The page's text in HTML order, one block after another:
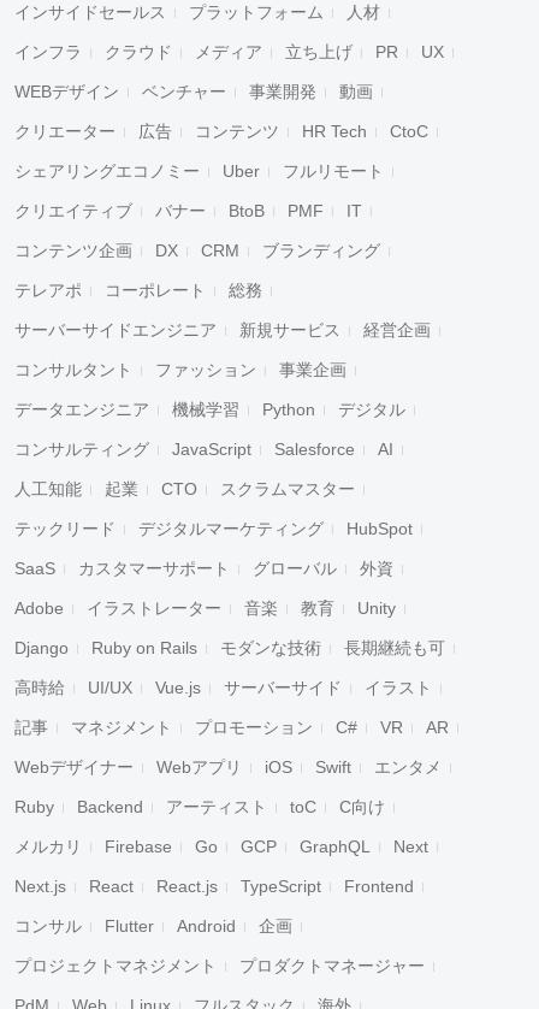
インサイドセールス プラットフォーム 人材
インフラ クラウド メディア 立ち上げ PR UX
WEBデザイン ベンチャー 事業開発 動画
クリエーター 広告 コンテンツ HR Tech CtoC
シェアリングエコノミー Uber フルリモート
クリエイティブ バナー BtoB PMF IT
コンテンツ企画 DX CRM ブランディング
テレアポ コーポレート 総務
サーバーサイドエンジニア 新規サービス 経営企画
コンサルタント ファッション 事業企画
データエンジニア 機械学習 Python デジタル
コンサルティング JavaScript Salesforce AI
人工知能 起業 CTO スクラムマスター
テックリード デジタルマーケティング HubSpot
SaaS カスタマーサポート グローバル 外資
Adobe イラストレーター 音楽 教育 Unity
Django Ruby on Rails モダンな技術 長期継続も可
高時給 UI/UX Vue.js サーバーサイド イラスト
記事 マネジメント プロモーション C# VR AR
Webデザイナー Webアプリ iOS Swift エンタメ
Ruby Backend アーティスト toC C向け
メルカリ Firebase Go GCP GraphQL Next
Next.js React React.js TypeScript Frontend
コンサル Flutter Android 企画
プロジェクトマネジメント プロダクトマネージャー